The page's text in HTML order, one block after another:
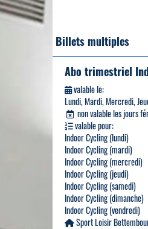
Billets multiples
Abo trimestriel
valable le:
Lundi, Mardi, Mercredi,
non valable les jours
valable pour:
Indoor Cycling (lundi)
Indoor Cycling (mardi)
Indoor Cycling (mercredi)
Indoor Cycling (jeudi)
Indoor Cycling (samedi)
Indoor Cycling (dimanche)
Indoor Cycling (vendredi)
Sport Loisir